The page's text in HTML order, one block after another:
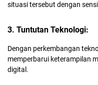
situasi tersebut dengan
3. Tuntutan Teknologi:
Dengan perkembangan
memperbarui keterampilan
digital.